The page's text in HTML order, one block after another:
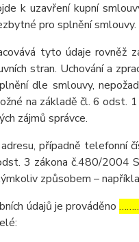
k uzavření kupní
pro splnění smlouvy.
tyto údaje rovněž
stran. Uchování a
dle smlouvy,
na základě čl. 6 odst.
zájmů správce.
případně telefonní
3 zákona č.480/2004
způsobem –
údajů je prováděno